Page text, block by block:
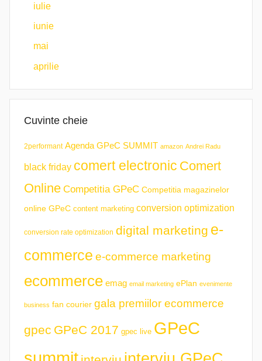
iulie
iunie
mai
aprilie
Cuvinte cheie
2performant Agenda GPeC SUMMIT amazon Andrei Radu
black friday comert electronic Comert
Online Competitia GPeC Competitia magazinelor
online GPeC content marketing conversion optimization
conversion rate optimization digital marketing e-
commerce e-commerce marketing
ecommerce emag email marketing ePlan evenimente
business fan courier gala premiilor ecommerce
gpec GPeC 2017 gpec live GPeC